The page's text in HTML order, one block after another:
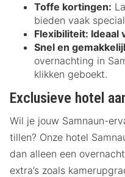
Toffe kortingen:
bieden vaak
Flexibiliteit: Ideaal
Snel en
overnachting in
klikken geboekt.
Exclusieve hotel
Wil je jouw Samnaun-
tillen? Onze hotel
dan alleen een
extra’s zoals